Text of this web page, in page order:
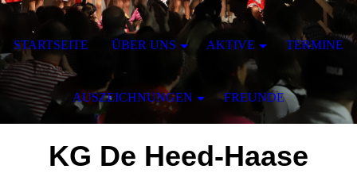
KG De Heed-Haase
STARTSEITE ÜBER UNS AKTIVE TERMINE
AUSZEICHNUNGEN FREUNDE